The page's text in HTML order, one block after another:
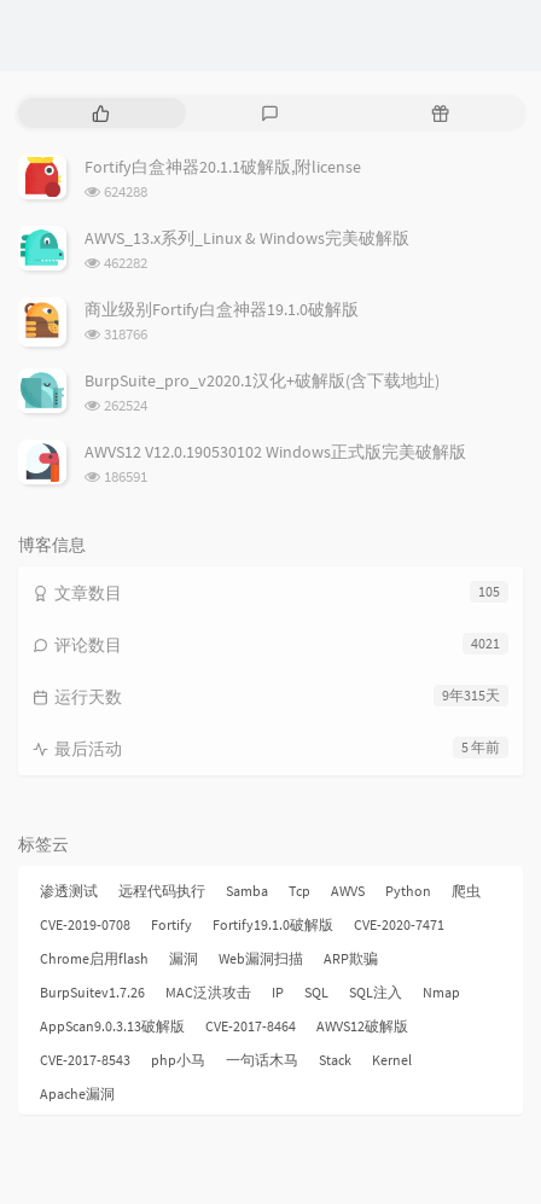
热
文
章
评
论
随
Fortify白盒神器20.1.1破解版,附license
浏
次
624288
AWVS_13.x系列_Linux & Windows完美破解版
浏
次
462282
商业级别Fortify白盒神器19.1.0破解版
浏
次
数:
318766
BurpSuite_pro_v2020.1汉化+破解版(含下载地址)
浏
次
262524
AWVS12 V12.0.190530102 Windows正式版完美破解版
浏
186591
博客信息
105
文章数目
4021
评论数目
9年315天
运行天数
5 年前
最后活动
标签云
渗透测试 远程代码执行 Samba Tcp AWVS Python
爬虫
CVE-2019-0708
Fortify Fortify19.1.0破解版
CVE-2020-7471
Chrome启用flash
漏洞 Web漏洞扫描
ARP欺骗
BurpSuitev1.7.26
MAC泛洪攻击 IP SQL SQL注入
Nmap
AppScan9.0.3.13破解版
CVE-2017-8464
AWVS12破解版
CVE-2017-8543
php小马 一句话木马 Stack
Kernel
Apache漏洞